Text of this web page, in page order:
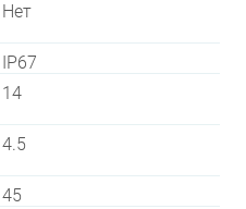
Нет
IP67
14
4.5
45